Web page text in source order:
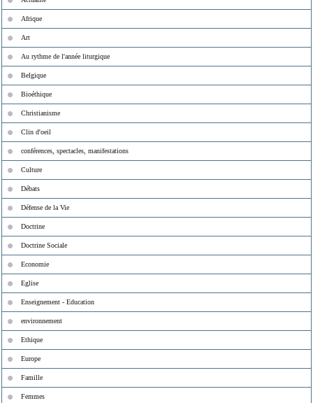
Afrique
Art
Au rythme de l'année liturgique
Belgique
Bioéthique
Christianisme
Clin d'oeil
conférences, spectacles, manifestations
Culture
Débats
Défense de la Vie
Doctrine
Doctrine Sociale
Economie
Eglise
Enseignement - Education
environnement
Ethique
Europe
Famille
Femmes